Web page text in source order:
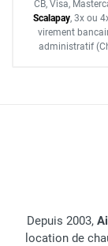
CB, Visa,
Scalapay, 3x ou
virement
administratif
Depuis 2003,
location de